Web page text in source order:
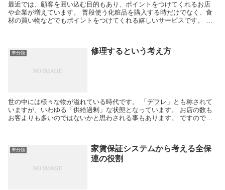
最近では、顧客を囲い込む目的もあり、ポイントをつけてくれるお店
や企業が増えています。 普段使う化粧品を購入する時だけでなく、食
材の買い物などでもポイントをつけてくれる嬉しいサービスです。 し
未分類 修理するという考え方
世の中には様々な物が溢れている時代です。 「デフレ」とも称されて
いますが、いわゆる「供給過剰」な状態となっています。 お店の数も
お客よりも多いのではないかと思わされる事もあります。 ですので、
未分類
家賃保証システムから考える全保
連の役割